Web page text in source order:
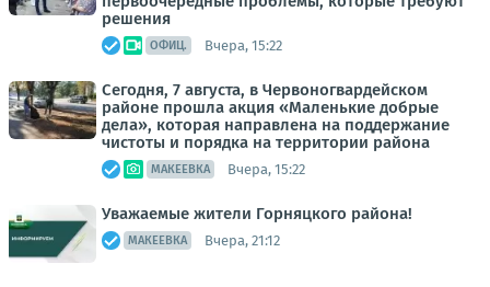
решения
ОФИЦ. Вчера, 15:22
Сегодня, 7 августа, в Червоногвардейском
районе прошла акция «Маленькие добрые
дела», которая направлена на поддержание
чистоты и порядка на территории района
МАКЕЕВКА Вчера, 15:22
Уважаемые жители Горняцкого района!
МАКЕЕВКА Вчера, 21:12